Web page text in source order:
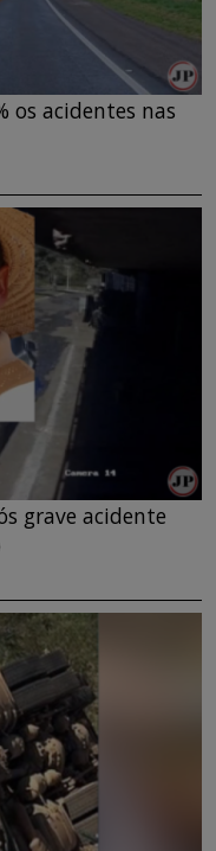
os acidentes nas
grave acidente